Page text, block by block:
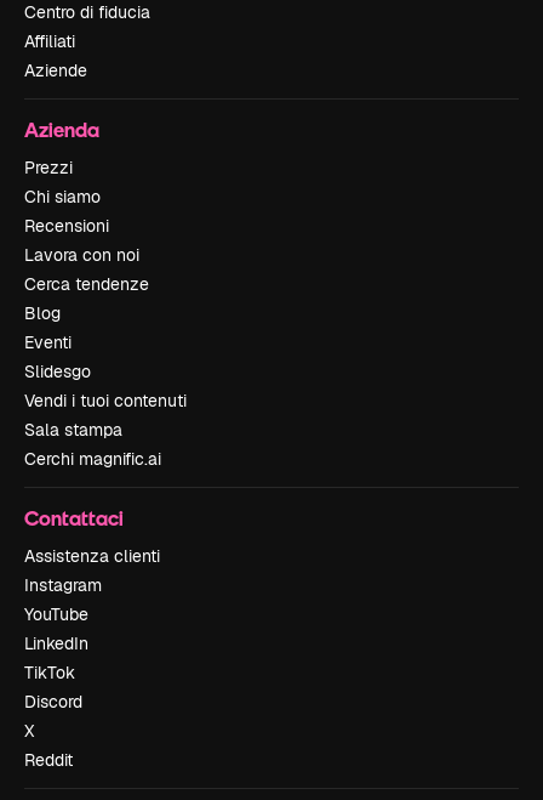
Centro di fiducia
Affiliati
Aziende
Azienda
Prezzi
Chi siamo
Recensioni
Lavora con noi
Cerca tendenze
Blog
Eventi
Slidesgo
Vendi i tuoi contenuti
Sala stampa
Cerchi magnific.ai
Contattaci
Assistenza clienti
Instagram
YouTube
LinkedIn
TikTok
Discord
X
Reddit